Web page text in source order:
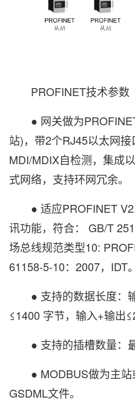
PROFINET技术参数
● 网关做为
站)，带2个RJ45以太网接
MDI/MDIX自检测，集成
式网络，支持环网冗余。
● 适应PROFINET
讯功能，符合： GB/T
场总线规范类型10:
61158-5-10：2007，IDT。
● 支持的数据长度：
≤1400 字节，输入+输出
● 支持的插槽数量：最
● MODBUS做为主站
GSDML文件。